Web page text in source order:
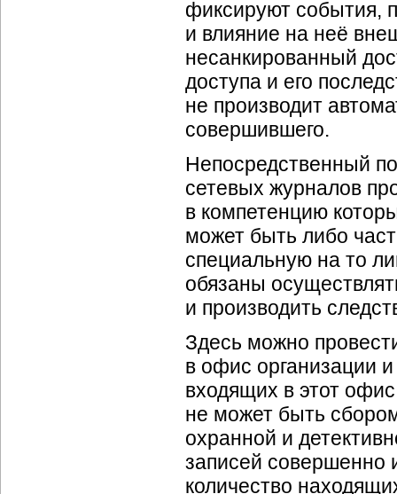
фиксируют события,
и влияние на неё
несанкированный
доступа и его
не производит
совершившего.
Непосредственный
сетевых журналов
в компетенцию
может быть либо
специальную на то
обязаны
и производить
Здесь можно
в офис организации
входящих в этот
не может быть
охранной и
записей совершенно
количество